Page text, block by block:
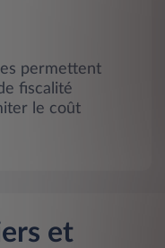
permettent
fiscalité
le coût
et